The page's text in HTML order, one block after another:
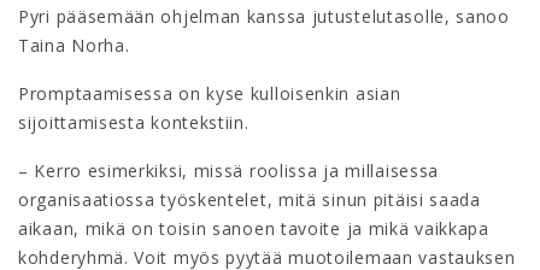
Pyri pääsemään ohjelman kanssa jutustelutasolle, sanoo
Taina Norha.
Promptaamisessa on kyse kulloisenkin asian
sijoittamisesta kontekstiin.
– Kerro esimerkiksi, missä roolissa ja millaisessa
organisaatiossa työskentelet, mitä sinun pitäisi saada
aikaan, mikä on toisin sanoen tavoite ja mikä vaikkapa
kohderyhmä. Voit myös pyytää muotoilemaan vastauksen